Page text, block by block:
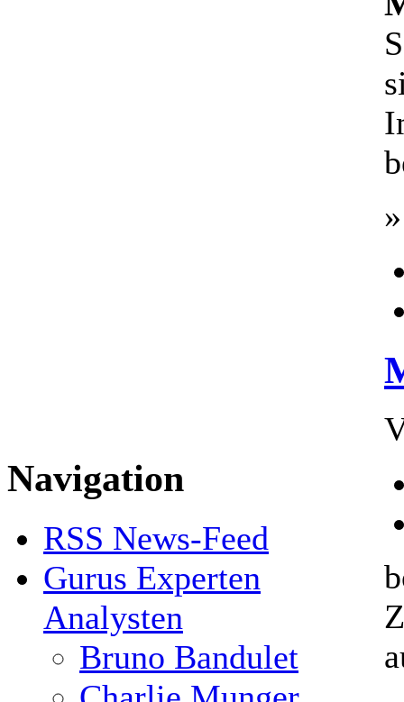
Navigation
RSS News-Feed
Gurus Experten
Analysten
Bruno Bandulet
»